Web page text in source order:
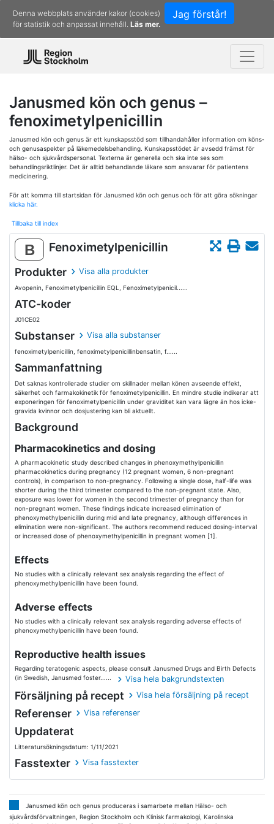
Jag förstår!
Denna webbplats använder kakor (cookies)
för statistik och anpassat innehåll. Läs mer.
Janusmed kön och genus –
fenoximetylpenicillin
Janusmed kön och genus är ett kunskapsstöd som tillhandahåller information om köns-
och genusaspekter på läkemedelsbehandling. Kunskapsstödet är avsedd främst för
hälso- och sjukvårdspersonal. Texterna är generella och ska inte ses som
behandlingsriktlinjer. Det är alltid behandlande läkare som ansvarar för patientens
medicinering.
För att komma till startsidan för Janusmed kön och genus och för att göra sökningar
klicka här.
Tillbaka till index
B Fenoximetylpenicillin
Produkter Visa alla produkter
Avopenin, Fenoximetylpenicillin EQL, Fenoximetylpenicil......
ATC-koder
J01CE02
Substanser Visa alla substanser
fenoximetylpenicillin, fenoximetylpenicillinbensatin, f......
Sammanfattning
Det saknas kontrollerade studier om skillnader mellan könen avseende effekt,
säkerhet och farmakokinetik för fenoximetylpenicillin. En mindre studie indikerar att
exponeringen för fenoximetylpenicillin under graviditet kan vara lägre än hos icke-
gravida kvinnor och dosjustering kan bli aktuellt.
Background
Pharmacokinetics and dosing
A pharmacokinetic study described changes in phenoxymethylpenicillin
pharmacokinetics during pregnancy (12 pregnant women, 6 non-pregnant
controls), in comparison to non-pregnancy. Following a single dose, half-life was
shorter during the third trimester compared to the non-pregnant state. Also,
exposure was lower for women in the second trimester of pregnancy than for
non-pregnant women. These findings indicate increased elimination of
phenoxymethylpenicillin during mid and late pregnancy, although differences in
elimination were non-significant. The authors recommend reduced dosing-interval
or increased dose of phenoxymethylpenicillin in pregnant women [1].
Effects
No studies with a clinically relevant sex analysis regarding the effect of
phenoxymethylpenicillin have been found.
Adverse effects
No studies with a clinically relevant sex analysis regarding adverse effects of
phenoxymethylpenicillin have been found.
Reproductive health issues
Regarding teratogenic aspects, please consult Janusmed Drugs and Birth Defects
(in Swedish, Janusmed foster......
Visa hela bakgrundstexten
Försäljning på recept Visa hela försäljning på recept
Referenser Visa referenser
Uppdaterat
Litteratursökningsdatum: 1/11/2021
Fasstexter Visa fasstexter
Janusmed kön och genus produceras i samarbete mellan Hälso- och
sjukvårdsförvaltningen, Region Stockholm och Klinisk farmakologi, Karolinska